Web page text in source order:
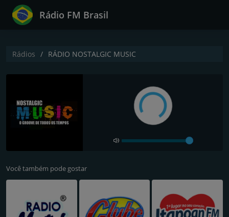
Rádio FM Brasil
Rádios RÁDIO NOSTALGIC MUSIC
Você também pode gostar